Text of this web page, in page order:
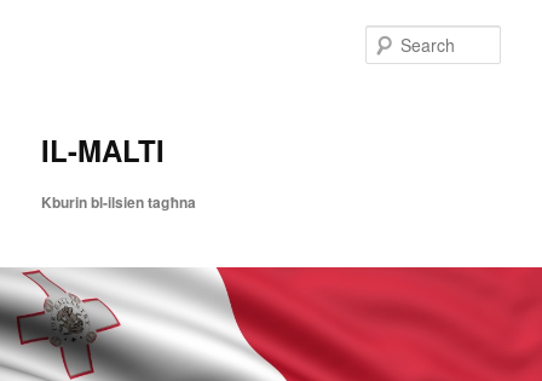
IL-MALTI
Kburin bl-ilsien tagħna